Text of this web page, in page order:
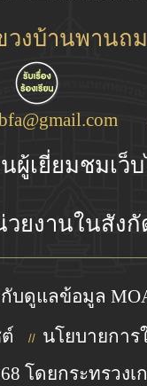
งบ้านพานถม
ผู้เยี่ยมชมเว็
วยงานในสังกั
บดูแลข้อมูล
// นโยบายการ
โดยกระทรวง